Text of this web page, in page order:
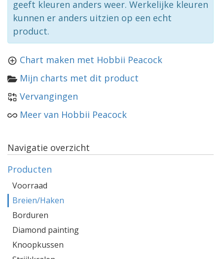
geeft kleuren anders weer. Werkelijke kleuren
kunnen er anders uitzien op een echt
product.
Chart maken met Hobbii Peacock
Mijn charts met dit product
Vervangingen
Meer van Hobbii Peacock
Navigatie overzicht
Producten
Voorraad
Breien/Haken
Borduren
Diamond painting
Knoopkussen